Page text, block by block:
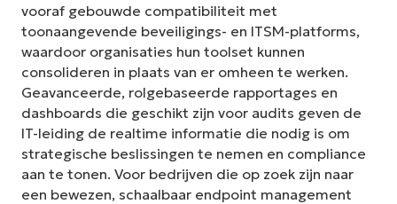
vooraf gebouwde compatibiliteit met
toonaangevende beveiligings- en ITSM-platforms,
waardoor organisaties hun toolset kunnen
consolideren in plaats van er omheen te werken.
Geavanceerde, rolgebaseerde rapportages en
dashboards die geschikt zijn voor audits geven de
IT-leiding de realtime informatie die nodig is om
strategische beslissingen te nemen en compliance
aan te tonen. Voor bedrijven die op zoek zijn naar
een bewezen, schaalbaar endpoint management